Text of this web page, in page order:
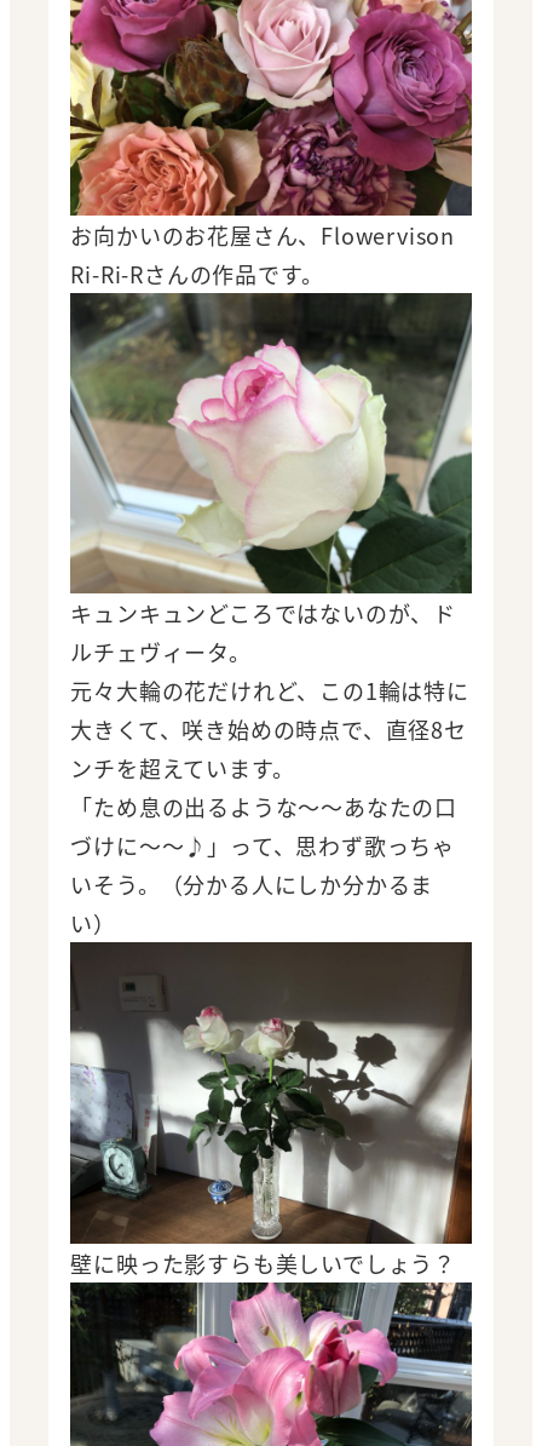
お向かいのお花屋さん、Flowervison
Ri-Ri-Rさんの作品です。
キュンキュンどころではないのが、ド
ルチェヴィータ。
元々大輪の花だけれど、この1輪は特に
大きくて、咲き始めの時点で、直径8セ
ンチを超えています。
「ため息の出るような～～あなたの口
づけに～～♪」って、思わず歌っちゃ
いそう。（分かる人にしか分かるま
い）
壁に映った影すらも美しいでしょう？